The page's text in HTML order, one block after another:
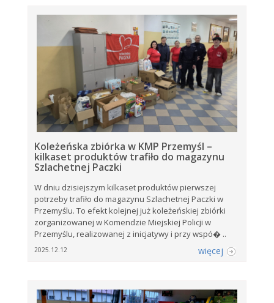
Koleżeńska zbiórka w KMP Przemyśl –
kilkaset produktów trafiło do magazynu
Szlachetnej Paczki
W dniu dzisiejszym kilkaset produktów pierwszej
potrzeby trafiło do magazynu Szlachetnej Paczki w
Przemyślu. To efekt kolejnej już koleżeńskiej zbiórki
zorganizowanej w Komendzie Miejskiej Policji w
Przemyślu, realizowanej z inicjatywy i przy wspó� ..
2025.12.12 więcej